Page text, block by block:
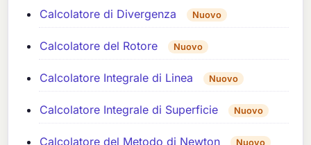
Calcolatore di Divergenza Nuovo
Calcolatore del Rotore Nuovo
Calcolatore Integrale di Linea Nuovo
Calcolatore Integrale di Superficie Nuovo
Calcolatore del Metodo di Newton Nuovo